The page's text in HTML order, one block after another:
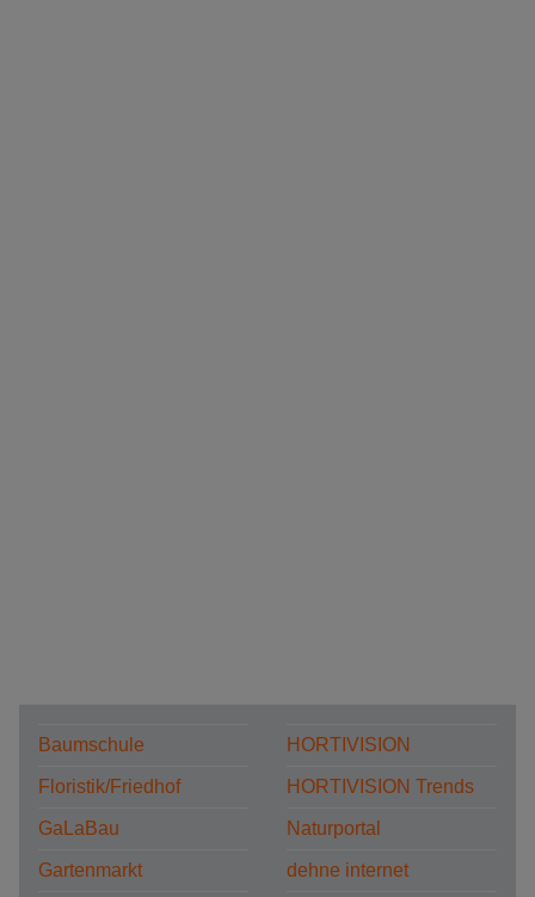
Baumschule
Floristik/Friedhof
GaLaBau
Gartenmarkt
HORTIVISION
HORTIVISION Trends
Naturportal
dehne internet